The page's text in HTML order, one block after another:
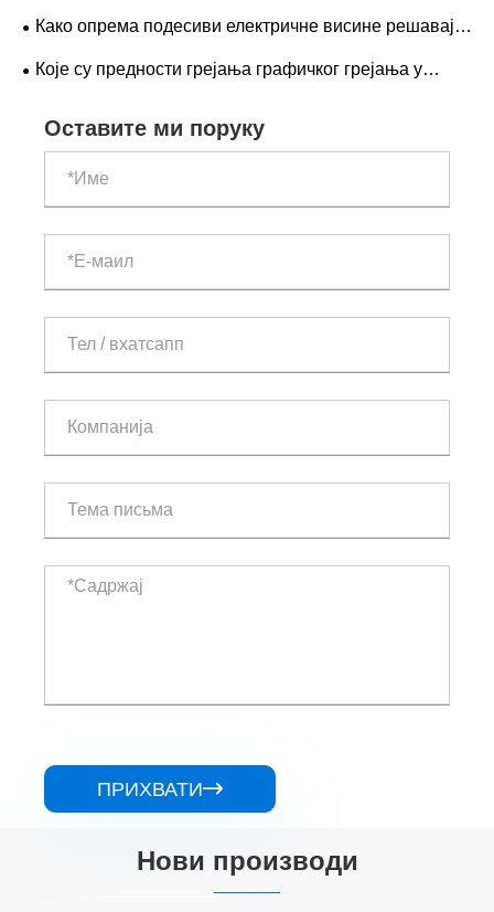
технологије паметног грејања?
Како опрема подесиви електричне висине решавају
традиционалне недостатке стола и испуњавају
Које су предности грејања графичког грејања у
Оставите ми поруку
ПРИХВАТИ
Нови производи